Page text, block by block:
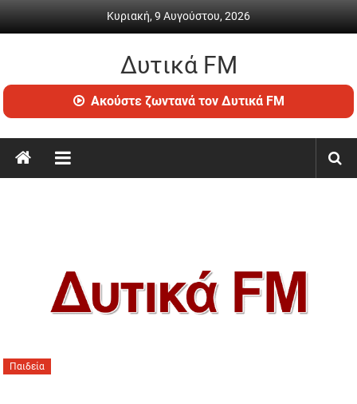
Κυριακή, 9 Αυγούστου, 2026
Δυτικά FM
Ραδιόφωνο
•
ενημέρωση
Ακούστε ζωντανά τον Δυτικά FM
Παιδεία